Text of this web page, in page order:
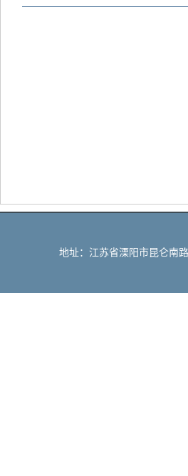
地址：江苏省溧阳市昆仑南